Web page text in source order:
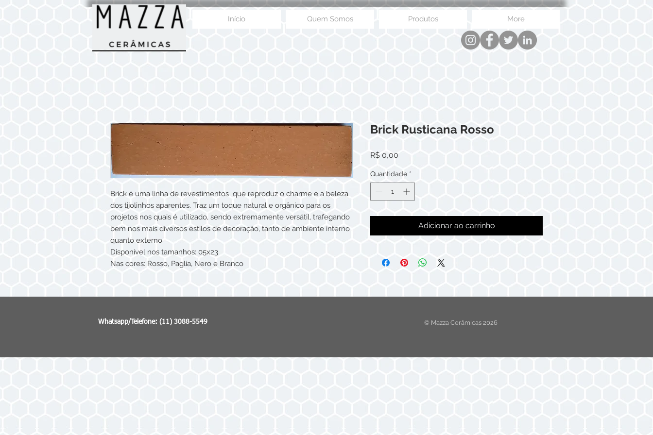
Início Quem Somos Produtos More
Brick é uma linha de revestimentos que reproduz o charme e a beleza
dos tijolinhos aparentes. Traz um toque natural e orgânico para os
projetos nos quais é utilizado, sendo extremamente versátil, trafegando
bem nos mais diversos estilos de decoração, tanto de ambiente interno
quanto externo.
Disponível nos tamanhos: 05x23
Nas cores: Rosso, Paglia, Nero e Branco
Brick Rusticana Rosso
R$ 0,00
Quantidade *
Adicionar ao carrinho
Whatsapp/Telefone: (11) 3088-5549 © Mazza Cerâmicas 2026